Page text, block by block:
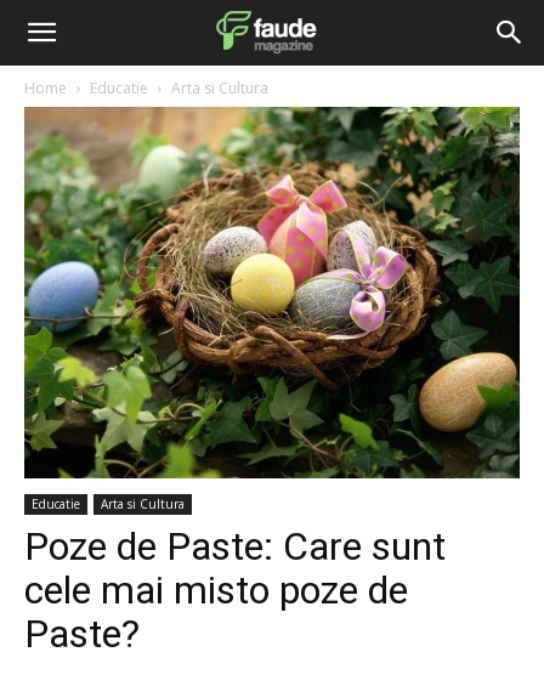
Home Educatie Arta si Cultura
Educatie Arta si Cultura
Poze de Paste: Care sunt
cele mai misto poze de
Paste?